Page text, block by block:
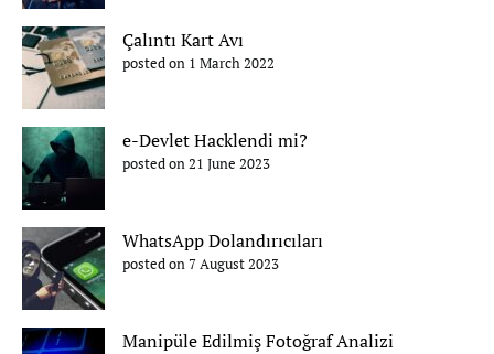
Çalıntı Kart Avı
posted on 1 March 2022
e-Devlet Hacklendi mi?
posted on 21 June 2023
WhatsApp Dolandırıcıları
posted on 7 August 2023
Manipüle Edilmiş Fotoğraf Analizi